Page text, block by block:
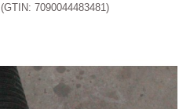
(GTIN: 7090044483481)